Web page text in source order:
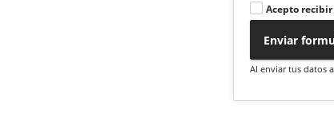
Acepto
Enviar
Al enviar tus datos